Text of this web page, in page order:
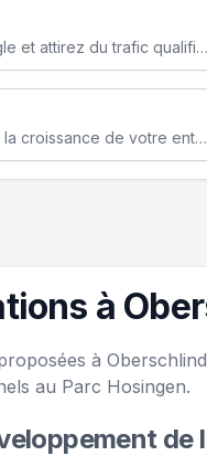
Boostez la visibilité de votre site web sur Google et attirez du trafic qualifié grâce à nos stratégies SEO.
Augmentez votre notoriété en ligne et stimulez la croissance de votre entreprise grâce à une stratégie sociale sur mesure.
à
à
au Parc Hosingen.
de